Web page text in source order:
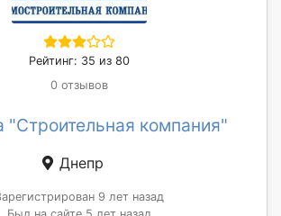
Рейтинг: 35 из 80
0 отзывов
"Строительная компания"
Днепр
9 лет назад